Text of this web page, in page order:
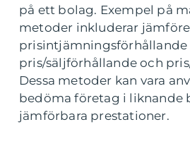
på ett bolag. Exempel på
metoder inkluderar
prisintjämningsförhållande
pris/säljförhållande och
Dessa metoder kan vara
bedöma företag i liknande
jämförbara prestationer.